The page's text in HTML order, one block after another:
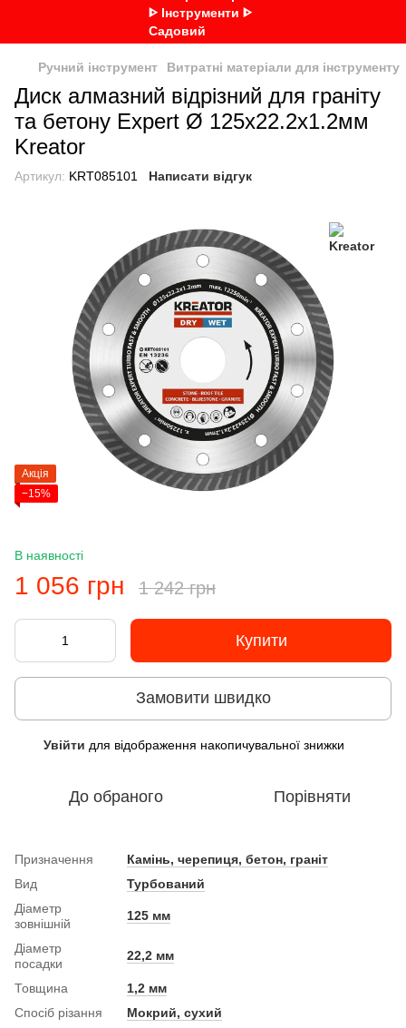
Ручний інструмент Витратні матеріали для інструменту
Диск алмазний відрізний для граніту
та бетону Expert Ø 125х22.2х1.2мм
Kreator
Артикул: KRT085101 Написати відгук
Акція
−15%
В наявності
1 056 грн 1 242 грн
Купити
Замовити швидко
Увійти для відображення накопичувальної знижки
До обраного Порівняти
Призначення
Камінь, черепиця, бетон, граніт
Вид
Турбований
Діаметр
зовнішній
125 мм
Діаметр
посадки
22,2 мм
Товщина
1,2 мм
Спосіб різання
Мокрий, сухий